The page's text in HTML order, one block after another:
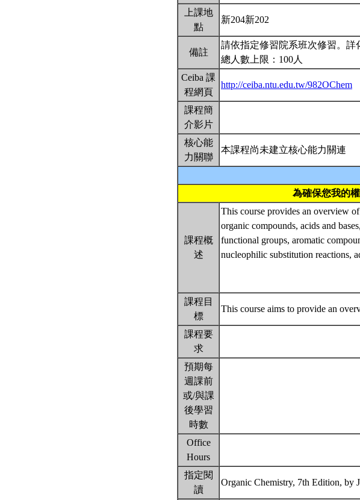
上課地
點
新204新202
備註
請依指定修習院系班次修習。詳
總人數上限：100人
Ceiba 課
程網頁
http://ceiba.ntu.edu.tw/982OChem
課程簡
介影片
核心能
力關聯
本課程尚未建立核心能力關連
為確保您我的
課程概
述
This course provides an overview
organic compounds, acids and
functional groups, aromatic
nucleophilic substitution reactions,
課程目
標
This course aims to provide an
課程要
求
預期每
週課前
或/與課
後學習
時數
Office
Hours
指定閱
讀
Organic Chemistry, 7th Edition, by